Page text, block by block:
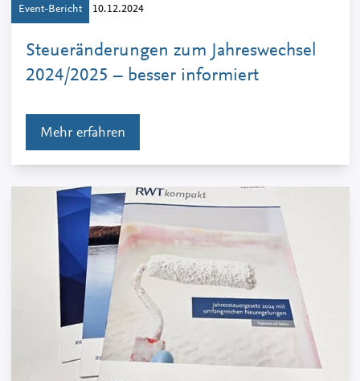
Event-Bericht 10.12.2024
Steueränderungen zum Jahreswechsel
2024/2025 – besser informiert
Mehr erfahren